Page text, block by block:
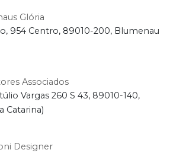
Glória
954 Centro, 89010-200, Blumenau
Associados
Vargas 260 S 43, 89010-140,
Catarina)
Designer